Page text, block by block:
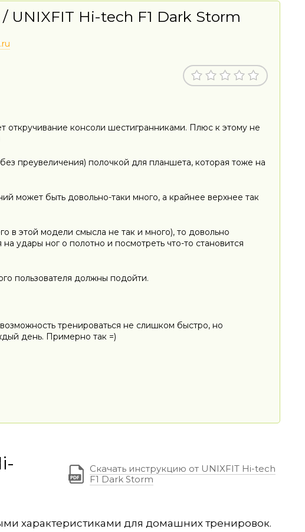
Hi-tech F1 Dark Storm
откручивание консоли шестигранниками. Плюс к этому не
преувеличения) полочкой для планшета, которая тоже на
может быть довольно-таки много, а крайнее верхнее так
в этой модели смысла не так и много), то довольно
удары ног о полотно и посмотреть что-то становится
пользователя должны подойти.
тренироваться не слишком быстро, но
день. Примерно так =)
Скачать инструкцию от UNIXFIT Hi-tech
F1 Dark Storm
характеристиками для домашних тренировок.